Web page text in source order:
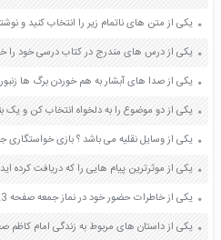
یکی از وسایل نقلیه می باشد ؟ بازی خواستگاری
یکی از خاطرات حضور خود در نماز جمعه صفحه 123 پیام های آسمان هفتم
یکی از داستان های مربوط به زندگی امام کاظم صفحه 45 هدیه های